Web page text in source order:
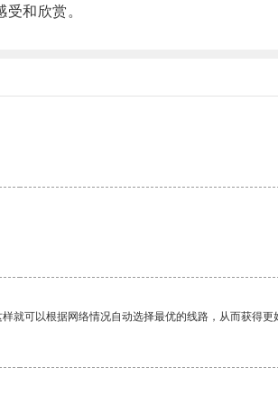
和欣赏。
可以根据网络情况自动选择最优的线路，从而获得更